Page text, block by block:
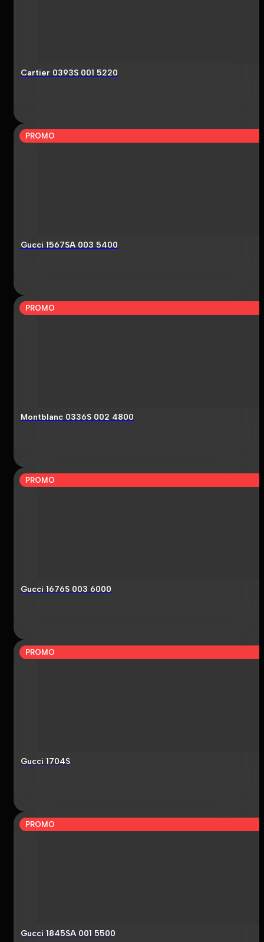
Cartier 0393S 001 5220
PROMO
Gucci 1567SA 003 5400
PROMO
Montblanc 0336S 002 4800
PROMO
Gucci 1676S 003 6000
PROMO
Gucci 1704S
PROMO
Gucci 1845SA 001 5500